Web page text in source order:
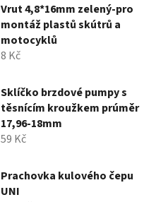
Vrut 4,8*16mm zelený-pro
montáž plastů skútrů a
motocyklů
8 Kč
Sklíčko brzdové pumpy s
těsnícím kroužkem prúměr
17,96-18mm
59 Kč
Prachovka kulového čepu
UNI